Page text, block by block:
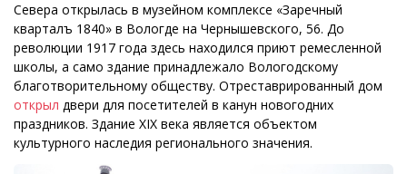
Севера открылась в музейном комплексе «Заречный
кварталъ 1840» в Вологде на Чернышевского, 56. До
революции 1917 года здесь находился приют ремесленной
школы, а само здание принадлежало Вологодскому
благотворительному обществу. Отреставрированный дом
открыл двери для посетителей в канун новогодних
праздников. Здание XIX века является объектом
культурного наследия регионального значения.